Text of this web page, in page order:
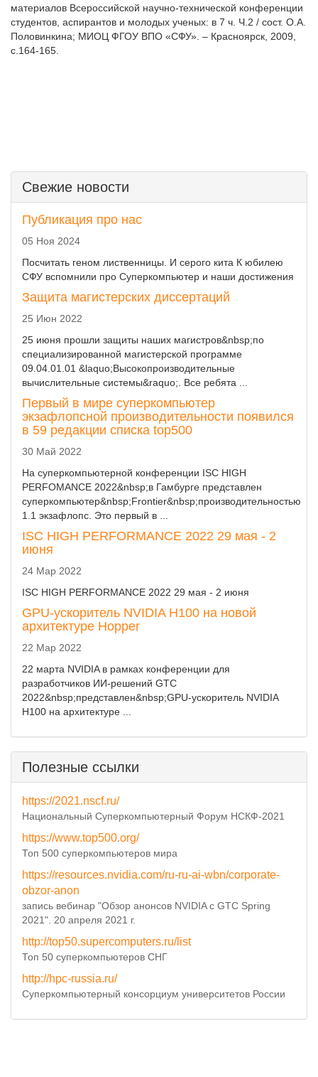
материалов Всероссийской научно-технической конференции
студентов, аспирантов и молодых ученых: в 7 ч. Ч.2 / сост. О.А.
Половинкина; МИОЦ ФГОУ ВПО «СФУ». – Красноярск, 2009,
с.164-165.
Свежие новости
Публикация про нас
05 Ноя 2024
Посчитать геном лиственницы. И серого кита К юбилею
СФУ вспомнили про Суперкомпьютер и наши достижения
Защита магистерских диссертаций
25 Июн 2022
25 июня прошли защиты наших магистров&nbsp;по
специализированной магистерской программе
09.04.01.01 &laquo;Высокопроизводительные
вычислительные системы&raquo;. Все ребята ...
Первый в мире суперкомпьютер
экзафлопсной производительности появился
в 59 редакции списка top500
30 Май 2022
На суперкомпьютерной конференции ISC HIGH
PERFOMANCE 2022&nbsp;в Гамбурге представлен
суперкомпьютер&nbsp;Frontier&nbsp;производительностью
1.1 экзафлопс. Это первый в ...
ISC HIGH PERFORMANCE 2022 29 мая - 2
июня
24 Мар 2022
ISC HIGH PERFORMANCE 2022 29 мая - 2 июня
GPU-ускоритель NVIDIA H100 на новой
архитектуре Hopper
22 Мар 2022
22 марта NVIDIA в рамках конференции для
разработчиков ИИ-решений GTC
2022&nbsp;представлен&nbsp;GPU-ускоритель NVIDIA
H100 на архитектуре ...
Полезные ссылки
https://2021.nscf.ru/
Национальный Суперкомпьютерный Форум НСКФ-2021
https://www.top500.org/
Топ 500 суперкомпьютеров мира
https://resources.nvidia.com/ru-ru-ai-wbn/corporate-
obzor-anon
запись вебинар "Обзор анонсов NVIDIA с GTC Spring
2021". 20 апреля 2021 г.
http://top50.supercomputers.ru/list
Топ 50 суперкомпьютеров СНГ
http://hpc-russia.ru/
Суперкомпьютерный консорциум университетов России